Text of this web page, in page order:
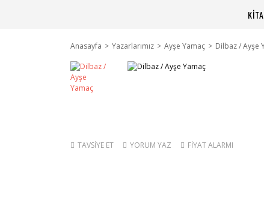
Anasayfa Yazarlarımız Ayşe Yamaç Dilbaz / Ayşe
TAVSİYE ET YORUM YAZ FİYAT ALARMI